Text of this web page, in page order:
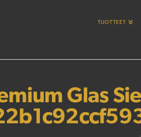
TUOTTEET
Glas